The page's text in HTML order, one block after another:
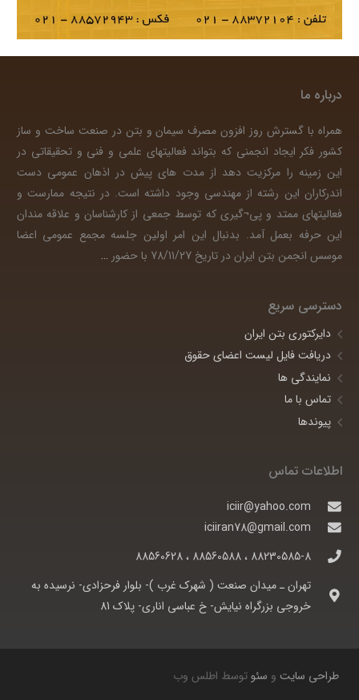
درباره ما
همراه با گسترش روز افزون مصرف سیمان و بتن در صنعت ساخت و ساز
کشور فکر ایجاد انجمنی که بتواند فعالیتهای علمی و فنی و تحقیقاتی در
این زمینه را مرکزیت دهد از مدت های پیش در اذهان عمومی دست
اندرکاران این رشته از مهندسی وجود داشته است. در نتیجه ممارست و
فعالیتهای ممتد و پی¬گیری که توسط جمعی از کارشناسان و علاقه مندان
این حرفه بعمل آمد. بدنبال این امر اولین جلسه مجمع عمومی اعضا
موسس انجمن بتن ایران در تاریخ 78/11/27 با حضور
…
دسترسی سریع
دایرکتوری بتن ایران
دریافت فایل لیست اعضای حقوق
نمایندگی ها
تماس با ما
پیوندها
اطلاعات تماس
iciir@yahoo.com
iciiran78@gmail.com
88230585-8 ، 88560588 ، 88560628
تهران ـ ميدان صنعت ( شهرک غرب )- بلوار فرحزادی- نرسيده به
خروجی بزرگراه نيايش- خ عباسی اناری- پلاک 81
طراحی سایت و سئوتوسط اطلس وب